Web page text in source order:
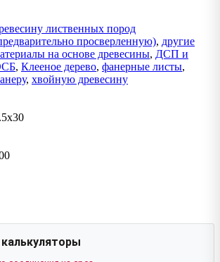
лиственных пород
просверленную), другие
на основе древесины, ДСП и
, Клееное дерево, фанерные листы,
, хвойную древесину